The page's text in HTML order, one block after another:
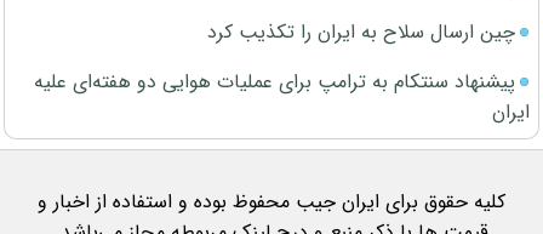
چین ارسال سلاح به ایران را تکذیب کرد
پیشنهاد سنتکام به ترامپ برای عملیات هوایی دو هفته‌ای علیه
ایران
کلیه حقوق برای ایران جیب محفوظ بوده و استفاده از اخبار و